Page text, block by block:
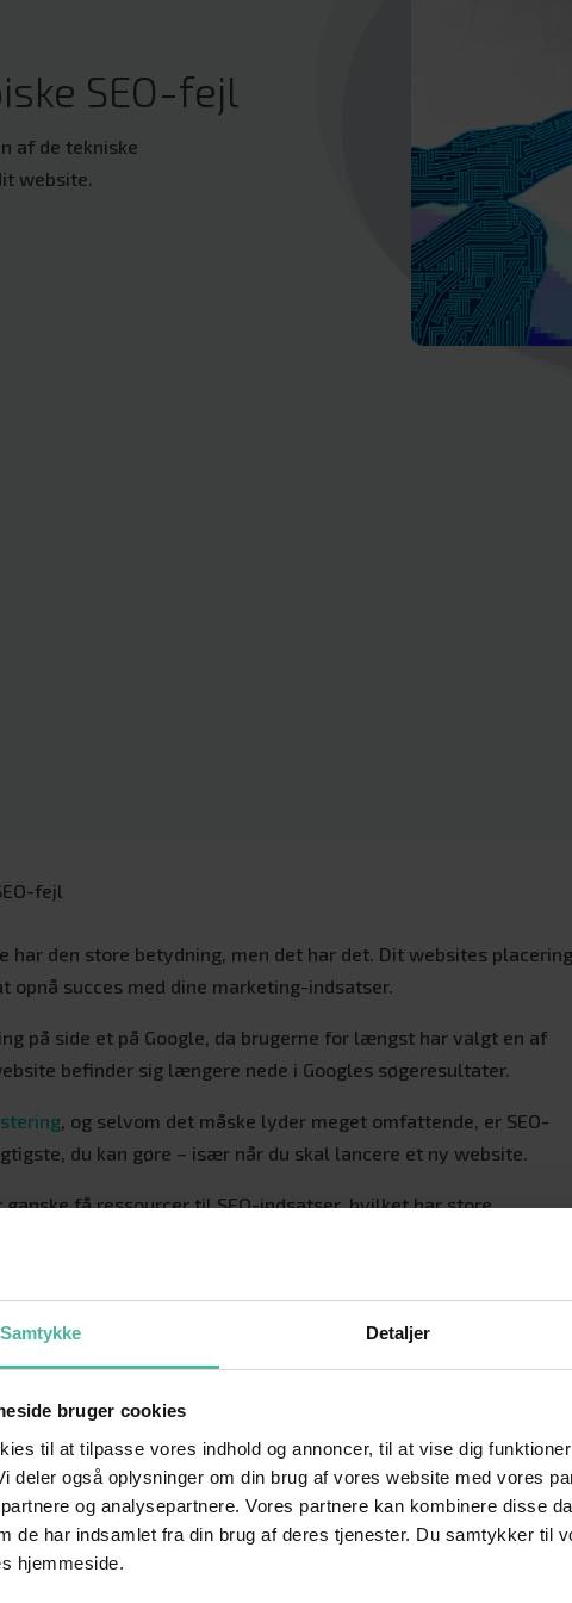
Samtykke Detaljer
bruger cookies
til at tilpasse vores indhold og annoncer, til at vise dig
deler også oplysninger om din brug af vores website med vores
og analysepartnere. Vores partnere kan kombinere disse
de har indsamlet fra din brug af deres tjenester. Du samtykker til
hjemmeside.
SEO-fejl
af de tekniske
website.
fejl
har den store betydning, men det har det. Dit websites placering
opnå succes med dine marketing-indsatser.
på side et på Google, da brugerne for længst har valgt en af
befinder sig længere nede i Googles søgeresultater.
, og selvom det måske lyder meget omfattende, er SEO-
du kan gøre – især når du skal lancere et ny website.
få ressourcer til SEO-indsatser, hvilket har store
placering på Google. Et godt råd er at bruge mere tid på SEO,
indtryk af dit website og i sidste ende har stor betydning for
SEO-fejl opstillet. SEO-fejl som du nemt kan undgå, hvis du er
af SEO-effekten
det er at måle effekten af dine SEO-indsatser. Alle
resultater og af at se en udvikling i deres arbejde. Det
af til at måle effekten af SEO løbende – både før og efter en
konkrete mål, så dine medarbejdere ved, hvor de skal